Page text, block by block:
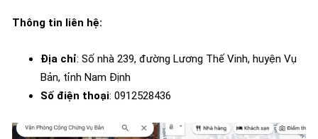
Thông tin liên hệ:
Địa chỉ: Số nhà 239, đường Lương Thế Vinh, huyện Vụ
Bản, tỉnh Nam Định
Số điện thoại: 0912528436